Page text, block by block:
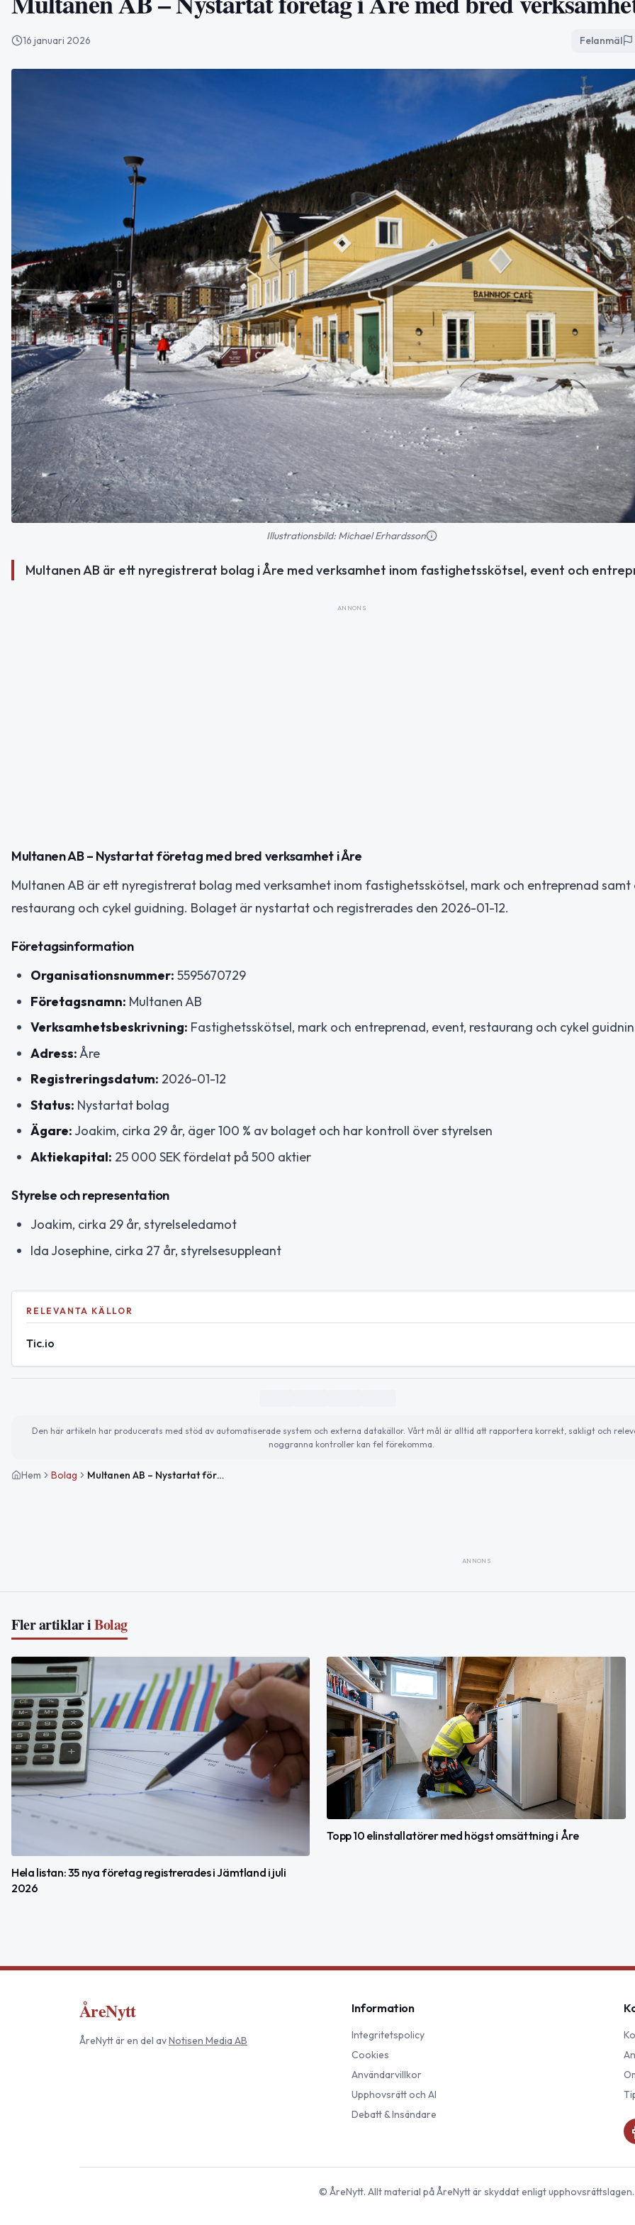
16 januari 2026 Felanmäl
Illustrationsbild: Michael Erhardsson
Multanen AB är ett nyregistrerat bolag i Åre med verksamhet inom fastighetsskötsel, event och
ANNONS
Multanen AB – Nystartat företag med bred verksamhet i Åre
Multanen AB är ett nyregistrerat bolag med verksamhet inom fastighetsskötsel, mark och entreprenad samt
restaurang och cykel guidning. Bolaget är nystartat och registrerades den 2026-01-12.
Företagsinformation
Organisationsnummer: 5595670729
Företagsnamn: Multanen AB
Verksamhetsbeskrivning: Fastighetsskötsel, mark och entreprenad, event, restaurang och cykel
Adress: Åre
Registreringsdatum: 2026-01-12
Status: Nystartat bolag
Ägare: Joakim, cirka 29 år, äger 100 % av bolaget och har kontroll över styrelsen
Aktiekapital: 25 000 SEK fördelat på 500 aktier
Styrelse och representation
Joakim, cirka 29 år, styrelseledamot
Ida Josephine, cirka 27 år, styrelsesuppleant
RELEVANTA KÄLLOR
Tic.io
Den här artikeln har producerats med stöd av automatiserade system och externa datakällor. Vårt mål är alltid att rapportera korrekt, sakligt och
noggranna kontroller kan fel förekomma.
Hem Bolag Multanen AB – Nystartat företag i Åre med bred verksamhet
ANNONS
Fler artiklar iBolag
Hela listan: 35 nya företag registrerades i Jämtland i juli
2026
Topp 10 elinstallatörer med högst omsättning i Åre
ÅreNytt
ÅreNyttär en del avNotisen Media AB
Information
Integritetspolicy
Cookies
Användarvillkor
Upphovsrätt och AI
Debatt & Insändare
© ÅreNytt. Allt material påÅreNyttär skyddat enligt upphovsrättslagen.